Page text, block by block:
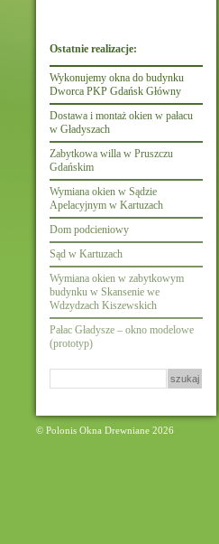
Ostatnie realizacje:
Wykonujemy okna do budynku
Dworca PKP Gdańsk Główny
Dostawa i montaż okien w pałacu
w Gładyszach
Zabytkowa willa w Pruszczu
Gdańskim
Wymiana okien w Sądzie
Apelacyjnym w Kartuzach
Dom podcieniowy
Sąd w Kartuzach
Wymiana okien w zabytkowym
budynku w Skansenie we
Wdzydzach Kiszewskich
Pałac Gładysze – okno modelowe
(prototyp)
© Polonis Okna Drewniane 2026